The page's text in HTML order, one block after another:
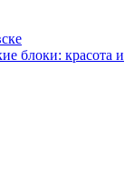
блоки: красота и